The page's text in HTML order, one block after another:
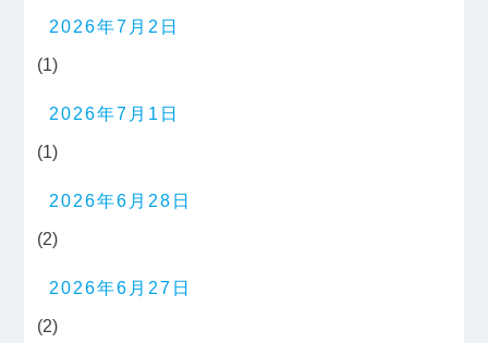
2026年7月2日
(1)
2026年7月1日
(1)
2026年6月28日
(2)
2026年6月27日
(2)